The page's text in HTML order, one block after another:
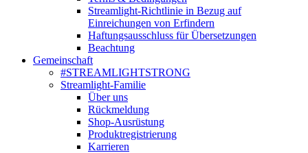
Streamlight-Richtlinie in Bezug auf
Einreichungen von Erfindern
Haftungsausschluss für Übersetzungen
Beachtung
Gemeinschaft
#STREAMLIGHTSTRONG
Streamlight-Familie
Über uns
Rückmeldung
Shop-Ausrüstung
Produktregistrierung
Karrieren